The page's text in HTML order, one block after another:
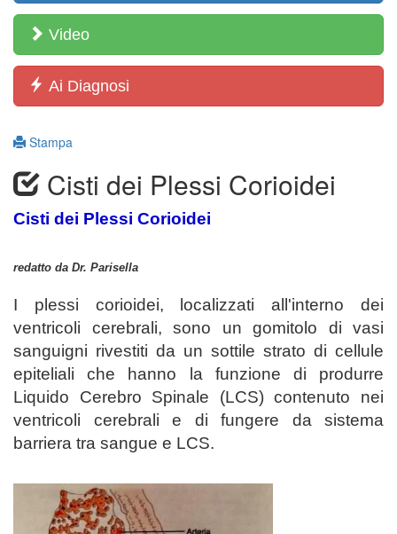
Video
Ai Diagnosi
Stampa
Cisti dei Plessi Corioidei
Cisti dei Plessi Corioidei
redatto da Dr. Parisella
I plessi corioidei, localizzati all'interno dei
ventricoli cerebrali, sono un gomitolo di vasi
sanguigni rivestiti da un sottile strato di cellule
epiteliali che hanno la funzione di produrre
Liquido Cerebro Spinale (LCS) contenuto nei
ventricoli cerebrali e di fungere da sistema
barriera tra sangue e LCS.